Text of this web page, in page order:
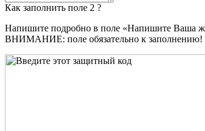
Как заполнить поле 2 ?
Напишите подробно в поле «Напишите Ваша
ВНИМАНИЕ: поле обязательно к заполнению!